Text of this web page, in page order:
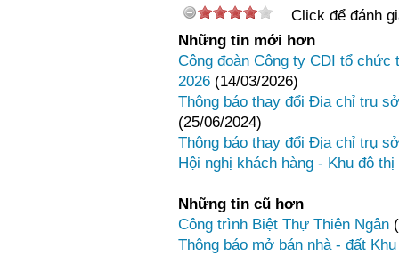
Click để đánh
Những tin mới hơn
Công đoàn Công ty CDI tổ
2026 (14/03/2026)
Thông báo thay đổi Địa chỉ trụ
(25/06/2024)
Thông báo thay đổi Địa chỉ trụ
Hội nghị khách hàng - Khu đô
Những tin cũ hơn
Công trình Biệt Thự Thiên Ngân
Thông báo mở bán nhà - đất